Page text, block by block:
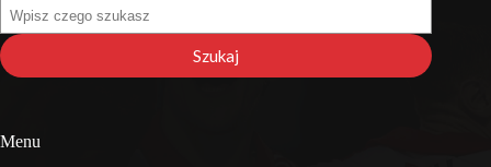
Szukaj
na
stronie
Szukaj
Menu